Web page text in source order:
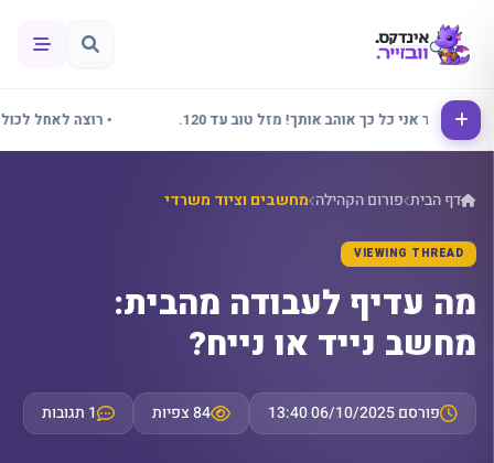
• אלינור אני כל כך אוהב אותך! מזל טוב עד 120. • רוצה לאחל לכולם
דף הבית פורום הקהילה מחשבים וציוד משרדי
VIEWING THREAD
מה עדיף לעבודה מהבית:
מחשב נייד או נייח?
פורסם 06/10/2025 13:40 84 צפיות 1 תגובות